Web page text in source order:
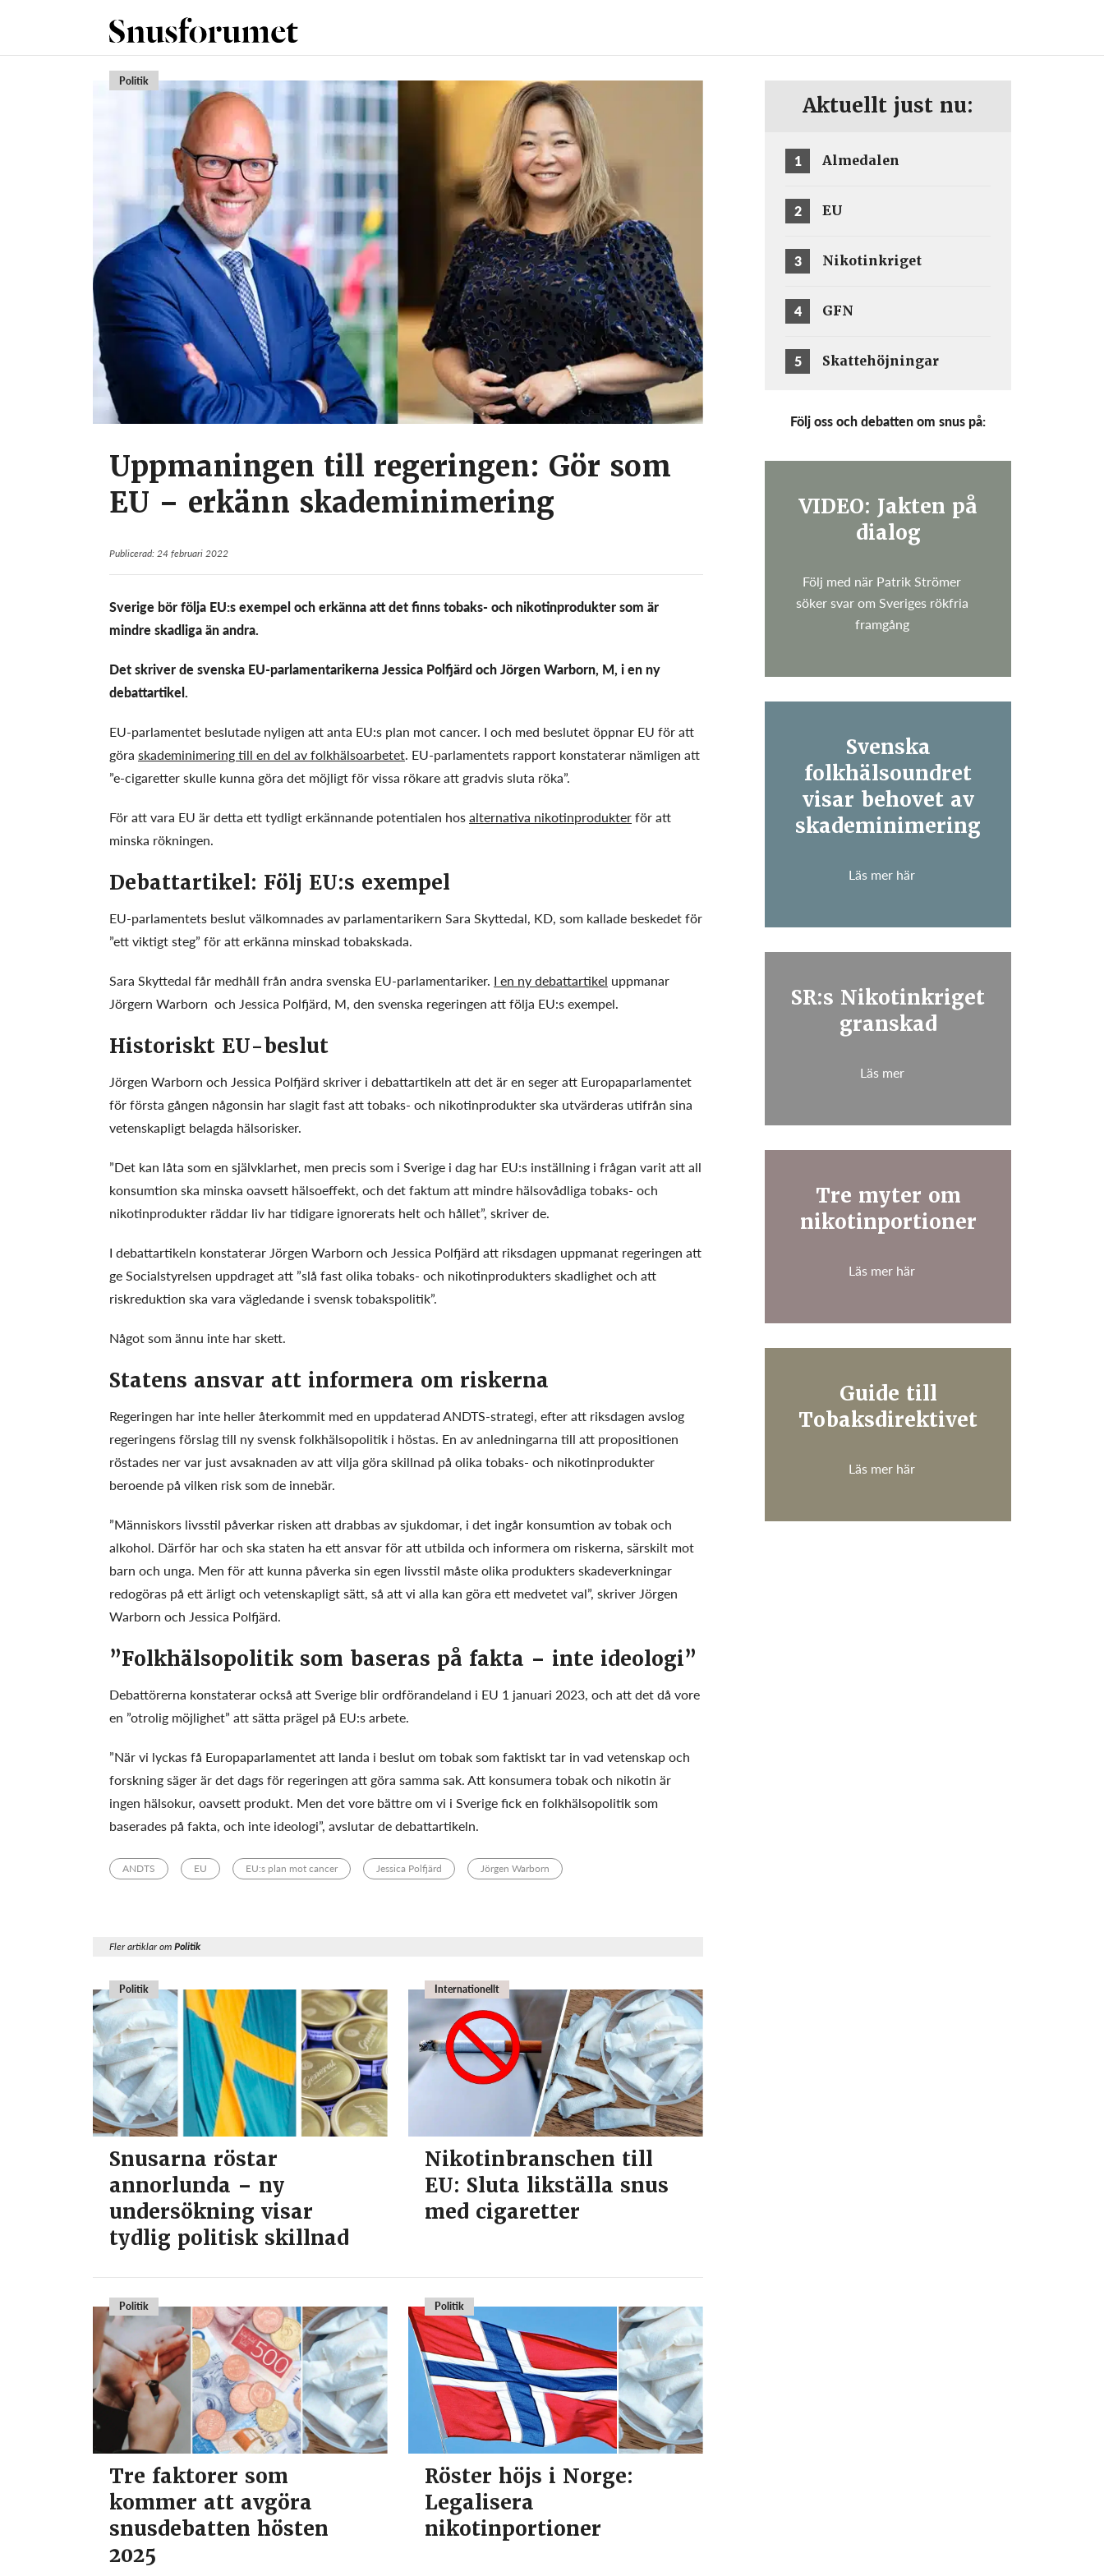
Politik
Uppmaningen till regeringen: Gör som
EU – erkänn skademinimering
Publicerad: 24 februari 2022
Sverige bör följa EU:s exempel och erkänna att det finns tobaks- och nikotinprodukter som är
mindre skadliga än andra.
Det skriver de svenska EU-parlamentarikerna Jessica Polfjärd och Jörgen Warborn, M, i en ny
debattartikel.
EU-parlamentet beslutade nyligen att anta EU:s plan mot cancer. I och med beslutet öppnar EU för att
göra skademinimering till en del av folkhälsoarbetet. EU-parlamentets rapport konstaterar nämligen att
”e-cigaretter skulle kunna göra det möjligt för vissa rökare att gradvis sluta röka”.
För att vara EU är detta ett tydligt erkännande potentialen hosalternativa nikotinprodukterför att
minska rökningen.
Debattartikel: Följ EU:s exempel
EU-parlamentets beslut välkomnades av parlamentarikern Sara Skyttedal, KD, som kallade beskedet för
”ett viktigt steg” för att erkänna minskad tobakskada.
Sara Skyttedal får medhåll från andra svenska EU-parlamentariker. I en ny debattartikel uppmanar
Jörgern Warborn och Jessica Polfjärd, M, den svenska regeringen att följa EU:s exempel.
Historiskt EU-beslut
Jörgen Warborn och Jessica Polfjärd skriver i debattartikeln att det är en seger att Europaparlamentet
för första gången någonsin har slagit fast att tobaks- och nikotinprodukter ska utvärderas utifrån sina
vetenskapligt belagda hälsorisker.
”Det kan låta som en självklarhet, men precis som i Sverige i dag har EU:s inställning i frågan varit att all
konsumtion ska minska oavsett hälsoeffekt, och det faktum att mindre hälsovådliga tobaks- och
nikotinprodukter räddar liv har tidigare ignorerats helt och hållet”, skriver de.
I debattartikeln konstaterar Jörgen Warborn och Jessica Polfjärd att riksdagen uppmanat regeringen att
ge Socialstyrelsen uppdraget att ”slå fast olika tobaks- och nikotinprodukters skadlighet och att
riskreduktion ska vara vägledande i svensk tobakspolitik”.
Något som ännu inte har skett.
Statens ansvar att informera om riskerna
Regeringen har inte heller återkommit med en uppdaterad ANDTS-strategi, efter att riksdagen avslog
regeringens förslag till ny svensk folkhälsopolitik i höstas. En av anledningarna till att propositionen
röstades ner var just avsaknaden av att vilja göra skillnad på olika tobaks- och nikotinprodukter
beroende på vilken risk som de innebär.
”Människors livsstil påverkar risken att drabbas av sjukdomar, i det ingår konsumtion av tobak och
alkohol. Därför har och ska staten ha ett ansvar för att utbilda och informera om riskerna, särskilt mot
barn och unga. Men för att kunna påverka sin egen livsstil måste olika produkters skadeverkningar
redogöras på ett ärligt och vetenskapligt sätt, så att vi alla kan göra ett medvetet val”, skriver Jörgen
Warborn och Jessica Polfjärd.
”Folkhälsopolitik som baseras på fakta – inte ideologi”
Debattörerna konstaterar också att Sverige blir ordförandeland i EU 1 januari 2023, och att det då vore
en ”otrolig möjlighet” att sätta prägel på EU:s arbete.
”När vi lyckas få Europaparlamentet att landa i beslut om tobak som faktiskt tar in vad vetenskap och
forskning säger är det dags för regeringen att göra samma sak. Att konsumera tobak och nikotin är
ingen hälsokur, oavsett produkt. Men det vore bättre om vi i Sverige fick en folkhälsopolitik som
baserades på fakta, och inte ideologi”, avslutar de debattartikeln.
ANDTS EU EU:s plan mot cancer Jessica Polfjärd Jörgen Warborn
Fler artiklar omPolitik
Politik
Snusarna röstar
annorlunda – ny
undersökning visar
tydlig politisk skillnad
Internationellt
Nikotinbranschen till
EU: Sluta likställa snus
med cigaretter
Politik
Tre faktorer som
kommer att avgöra
snusdebatten hösten
2025
Politik
Röster höjs i Norge:
Legalisera
nikotinportioner
Aktuellt just nu:
1 Almedalen
2 EU
3 Nikotinkriget
4 GFN
5 Skattehöjningar
Följ oss och debatten om snus på:
VIDEO: Jakten på
dialog
Följ med när Patrik Strömer
söker svar om Sveriges rökfria
framgång
Svenska
folkhälsoundret
visar behovet av
skademinimering
Läs mer här
SR:s Nikotinkriget
granskad
Läs mer
Tre myter om
nikotinportioner
Läs mer här
Guide till
Tobaksdirektivet
Läs mer här